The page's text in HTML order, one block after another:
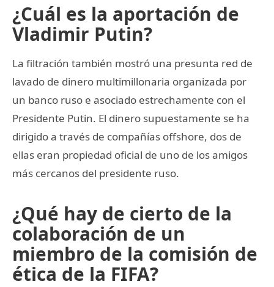
¿Cuál es la aportación de
Vladimir Putin?
La filtración también mostró una presunta red de
lavado de dinero multimillonaria organizada por
un banco ruso e asociado estrechamente con el
Presidente Putin. El dinero supuestamente se ha
dirigido a través de compañías offshore, dos de
ellas eran propiedad oficial de uno de los amigos
más cercanos del presidente ruso.
¿Qué hay de cierto de la
colaboración de un
miembro de la comisión de
ética de la FIFA?